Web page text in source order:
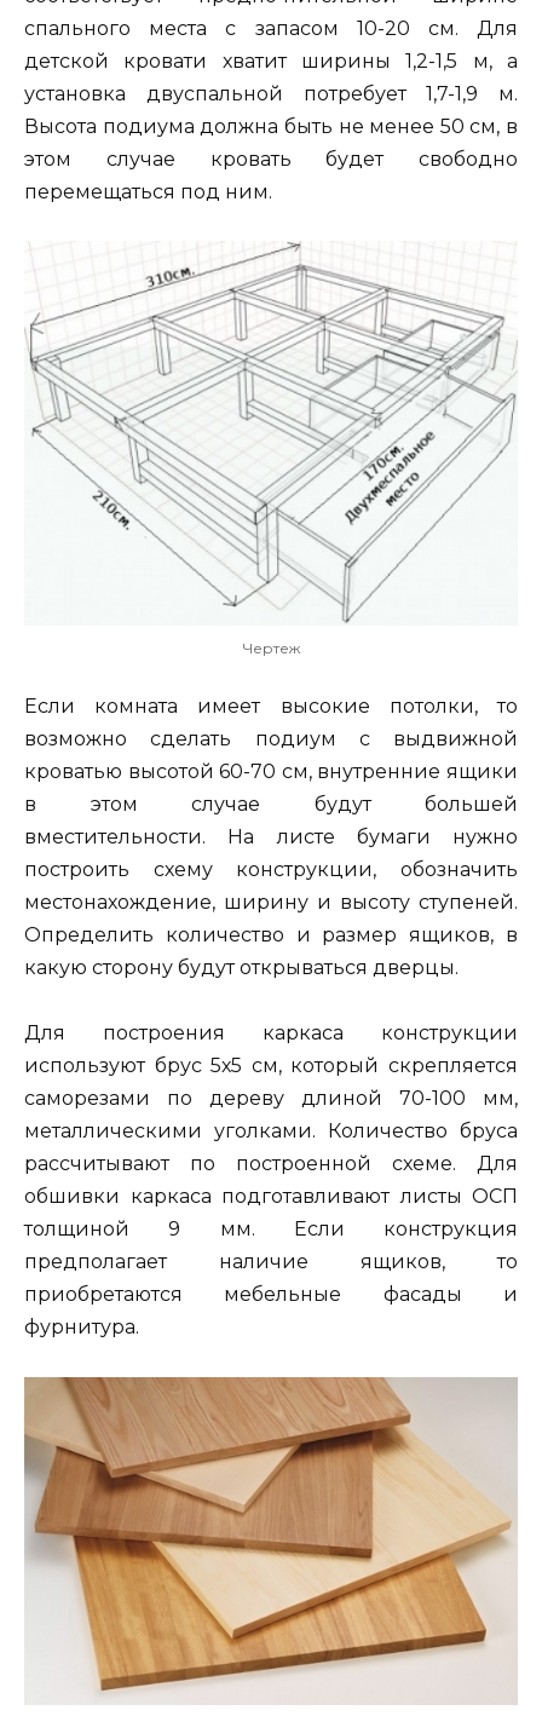
спального места с запасом 10-20 см. Для
детской кровати хватит ширины 1,2-1,5 м, а
установка двуспальной потребует 1,7-1,9 м.
Высота подиума должна быть не менее 50 см, в
этом случае кровать будет свободно
перемещаться под ним.
Чертеж
Если комната имеет высокие потолки, то
возможно сделать подиум с выдвижной
кроватью высотой 60-70 см, внутренние ящики
в этом случае будут большей
вместительности. На листе бумаги нужно
построить схему конструкции, обозначить
местонахождение, ширину и высоту ступеней.
Определить количество и размер ящиков, в
какую сторону будут открываться дверцы.
Для построения каркаса конструкции
используют брус 5х5 см, который скрепляется
саморезами по дереву длиной 70-100 мм,
металлическими уголками. Количество бруса
рассчитывают по построенной схеме. Для
обшивки каркаса подготавливают листы ОСП
толщиной 9 мм. Если конструкция
предполагает наличие ящиков, то
приобретаются мебельные фасады и
фурнитура.